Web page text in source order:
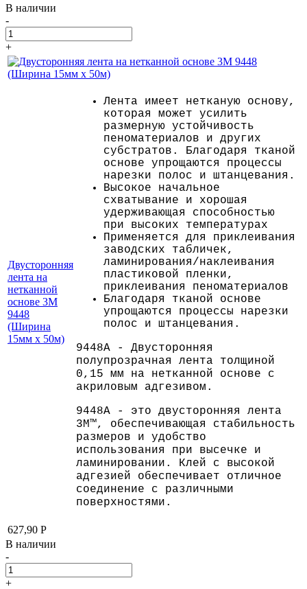
В наличии
-
+
Двусторонняя
лента на
нетканной
основе 3M
9448
(Ширина
15мм х 50м)
Лента имеет нетканую основу,
которая может усилить
размерную устойчивость
пеноматериалов и других
субстратов. Благодаря тканой
основе упрощаются процессы
нарезки полос и штанцевания.
Высокое начальное
схватывание и хорошая
удерживающая способностью
при высоких температурах
Применяется для приклеивания
заводских табличек,
ламинирования/наклеивания
пластиковой пленки,
приклеивания пеноматериалов
Благодаря тканой основе
упрощаются процессы нарезки
полос и штанцевания.
9448A - Двусторонняя
полупрозрачная лента толщиной
0,15 мм на нетканной основе с
акриловым адгезивом.
9448A - это двусторонняя лента
3M™, обеспечивающая стабильность
размеров и удобство
использования при высечке и
ламинировании. Клей с высокой
адгезией обеспечивает отличное
соединение с различными
поверхностями.
627,90 Р
В наличии
-
+